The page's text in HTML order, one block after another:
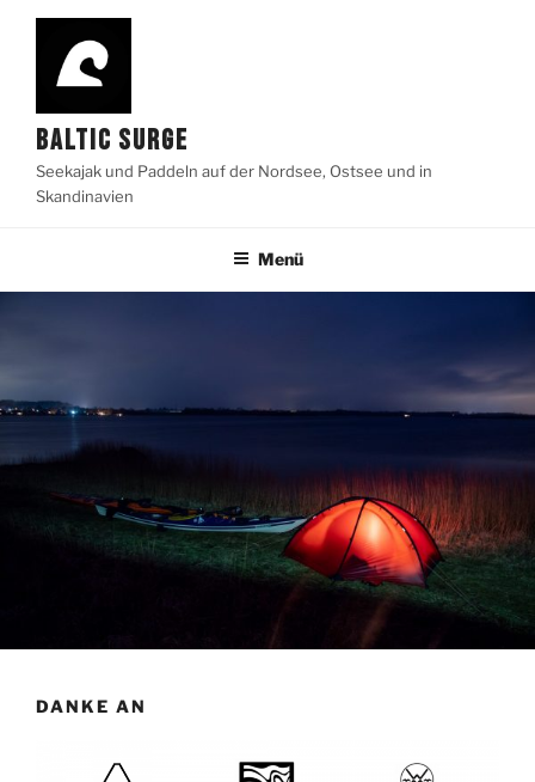
Zum
springen
BALTIC SURGE
Seekajak und Paddeln auf der Nordsee, Ostsee und in
Skandinavien
Menü
DANKE AN